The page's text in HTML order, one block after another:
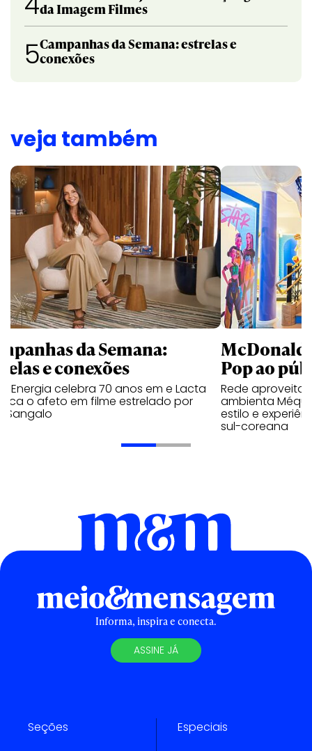
da Imagem Filmes
5Campanhas da Semana: estrelas e
conexões
veja também
da Semana:
e conexões
Energia celebra 70 anos em e Lacta
o afeto em filme estrelado por
Sangalo
Pop ao
Rede aproveita
ambienta Méqui
estilo e
sul-coreana
Informa, inspira e conecta.
ASSINE JÁ
Seções Especiais